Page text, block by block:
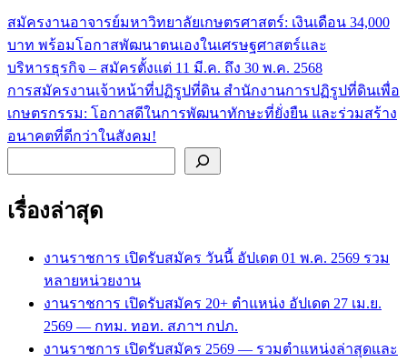
แนะแนว
เรื่อง
สมัครงานอาจารย์มหาวิทยาลัยเกษตรศาสตร์: เงินเดือน 34,000
บาท พร้อมโอกาสพัฒนาตนเองในเศรษฐศาสตร์และ
บริหารธุรกิจ – สมัครตั้งแต่ 11 มี.ค. ถึง 30 พ.ค. 2568
การสมัครงานเจ้าหน้าที่ปฏิรูปที่ดิน สำนักงานการปฏิรูปที่ดินเพื่อ
เกษตรกรรม: โอกาสดีในการพัฒนาทักษะที่ยั่งยืน และร่วมสร้าง
อนาคตที่ดีกว่าในสังคม!
เรื่องล่าสุด
งานราชการ เปิดรับสมัคร วันนี้ อัปเดต 01 พ.ค. 2569 รวม
หลายหน่วยงาน
งานราชการ เปิดรับสมัคร 20+ ตำแหน่ง อัปเดต 27 เม.ย.
2569 — กทม. ทอท. สภาฯ กปภ.
งานราชการ เปิดรับสมัคร 2569 — รวมตำแหน่งล่าสุดและ